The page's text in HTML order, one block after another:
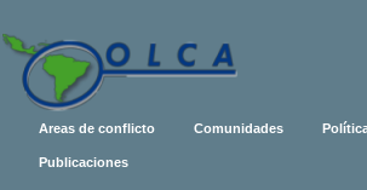
Areas de conflicto Comunidades
Publicaciones